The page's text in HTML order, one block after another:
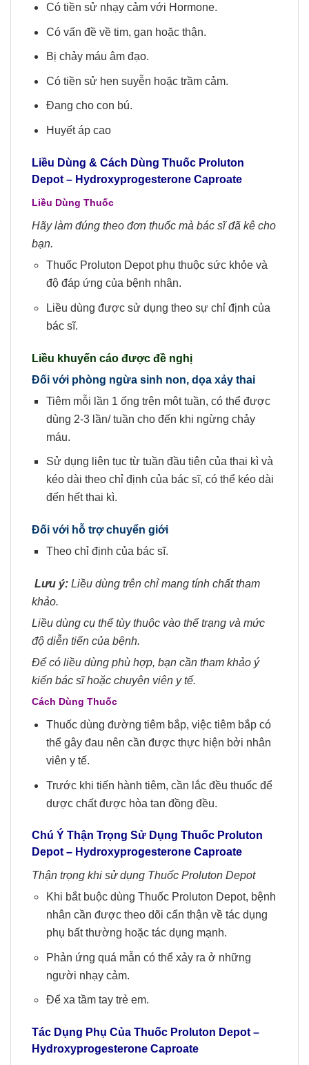
Có tiền sử nhạy cảm với Hormone.
Có vấn đề về tim, gan hoặc thận.
Bị chảy máu âm đạo.
Có tiền sử hen suyễn hoặc trầm cảm.
Đang cho con bú.
Huyết áp cao
Liều Dùng & Cách Dùng Thuốc Proluton
Depot – Hydroxyprogesterone Caproate
Liều Dùng Thuốc
Hãy làm đúng theo đơn thuốc mà bác sĩ đã kê cho
bạn.
Thuốc Proluton Depot phụ thuộc sức khỏe và
độ đáp ứng của bệnh nhân.
Liều dùng được sử dụng theo sự chỉ định của
bác sĩ.
Liều khuyến cáo được đề nghị
Đối với phòng ngừa sinh non, dọa xảy thai
Tiêm mỗi lần 1 ống trên môt tuần, có thể được
dùng 2-3 lần/ tuần cho đến khi ngừng chảy
máu.
Sử dụng liên tục từ tuần đầu tiên của thai kì và
kéo dài theo chỉ định của bác sĩ, có thể kéo dài
đến hết thai kì.
Đối với hỗ trợ chuyển giới
Theo chỉ định của bác sĩ.
Lưu ý: Liều dùng trên chỉ mang tính chất tham
khảo.
Liều dùng cụ thể tùy thuộc vào thể trạng và mức
độ diễn tiến của bệnh.
Để có liều dùng phù hợp, bạn cần tham khảo ý
kiến bác sĩ hoặc chuyên viên y tế.
Cách Dùng Thuốc
Thuốc dùng đường tiêm bắp, việc tiêm bắp có
thể gây đau nên cần được thực hiện bởi nhân
viên y tế.
Trước khi tiến hành tiêm, cần lắc đều thuốc để
dược chất được hòa tan đồng đều.
Chú Ý Thận Trọng Sử Dụng Thuốc Proluton
Depot – Hydroxyprogesterone Caproate
Thận trọng khi sử dụng Thuốc Proluton Depot
Khi bắt buộc dùng Thuốc Proluton Depot, bệnh
nhân cần được theo dõi cẩn thận về tác dụng
phụ bất thường hoặc tác dụng mạnh.
Phản ứng quá mẫn có thể xảy ra ở những
người nhạy cảm.
Để xa tầm tay trẻ em.
Tác Dụng Phụ Của Thuốc Proluton Depot –
Hydroxyprogesterone Caproate